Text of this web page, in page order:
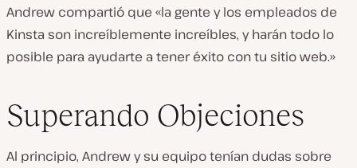
Andrew compartió que «la gente y los empleados de
Kinsta son increíblemente increíbles, y harán todo lo
posible para ayudarte a tener éxito con tu sitio web.»
Superando Objeciones
Al principio, Andrew y su equipo tenían dudas sobre